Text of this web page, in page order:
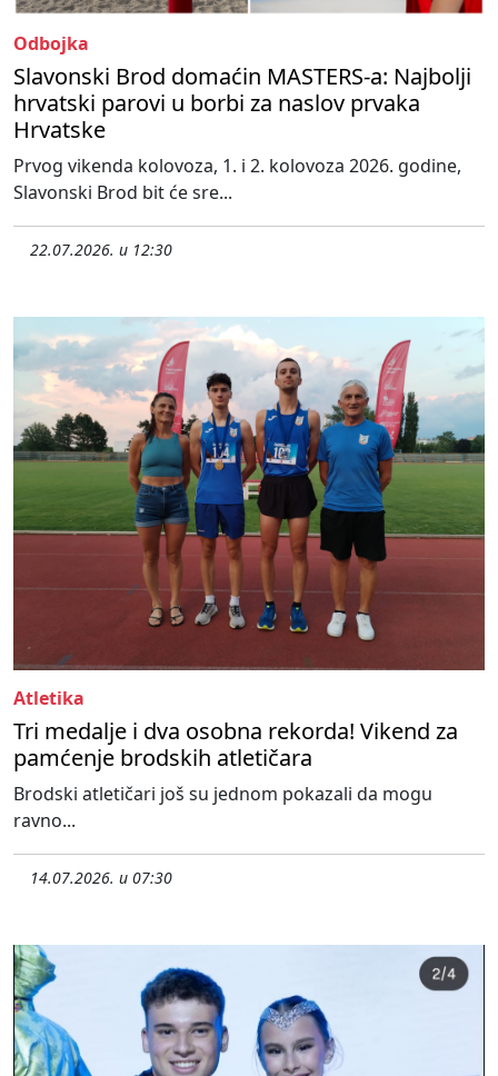
Odbojka
Slavonski Brod domaćin MASTERS-a: Najbolji
hrvatski parovi u borbi za naslov prvaka
Hrvatske
Prvog vikenda kolovoza, 1. i 2. kolovoza 2026. godine,
Slavonski Brod bit će sre...
22.07.2026. u 12:30
Atletika
Tri medalje i dva osobna rekorda! Vikend za
pamćenje brodskih atletičara
Brodski atletičari još su jednom pokazali da mogu
ravno...
14.07.2026. u 07:30